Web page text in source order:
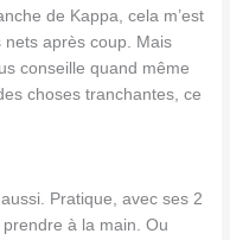
de Kappa, cela m’est
après coup. Mais
conseille quand même
choses tranchantes, ce
Pratique, avec ses 2
à la main. Ou